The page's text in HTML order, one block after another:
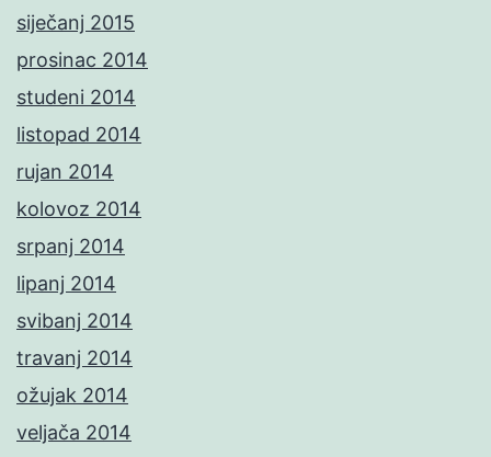
siječanj 2015
prosinac 2014
studeni 2014
listopad 2014
rujan 2014
kolovoz 2014
srpanj 2014
lipanj 2014
svibanj 2014
travanj 2014
ožujak 2014
veljača 2014